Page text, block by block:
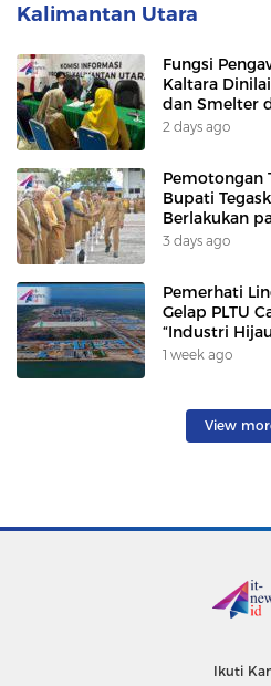
Kalimantan Utara
Fungsi
Kaltara
dan Smelter
2 days ago
Pemotongan
Bupati
Berlakukan
3 days ago
Pemerhati
Gelap PLTU
“Industri
Korban”
1 week ago
View
Ikuti